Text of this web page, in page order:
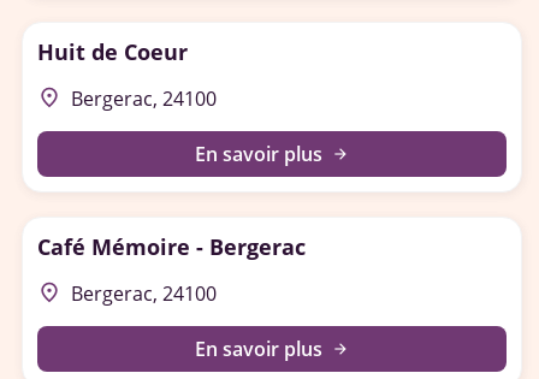
Huit de Coeur
place Bergerac, 24100
En savoir plus arrow_forward
Café Mémoire - Bergerac
place Bergerac, 24100
En savoir plus arrow_forward